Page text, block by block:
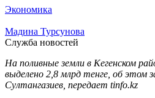
Экономика
Мадина Турсунова
Служба новостей
На поливные земли в Кегенском
выделено 2,8 млрд тенге, об этом
Султангазиев, передает tinfo.kz